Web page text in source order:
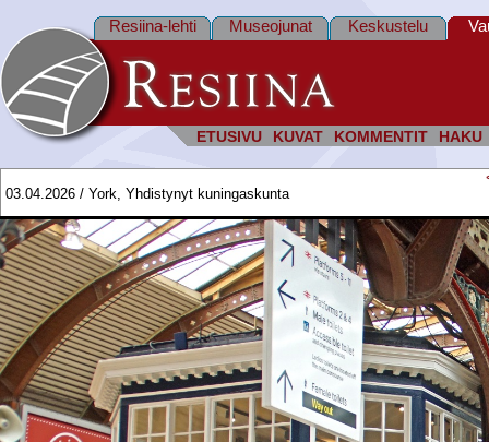
ETUSIVU KUVAT KOMMENTIT HAKU
Resiina-lehti Museojunat Keskustelu
03.04.2026 / York, Yhdistynyt kuningaskunta